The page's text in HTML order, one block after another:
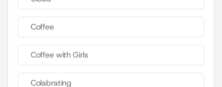
Coffee
Coffee with Girls
Colabrating